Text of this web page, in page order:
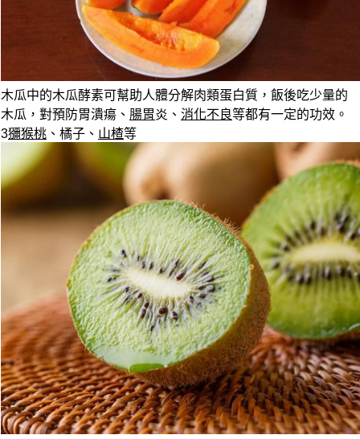
木瓜中的木瓜酵素可幫助人體分解肉類蛋白質，飯後吃少量的
木瓜，對預防胃潰瘍、 腸胃炎、 消化不良等都有一定的功效。
3獼猴桃 、橘子、 山楂等